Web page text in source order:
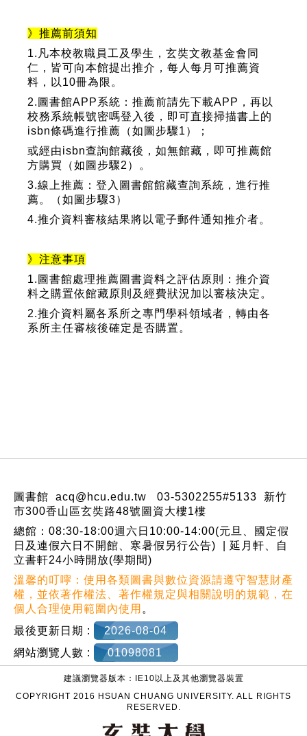
》推薦前須知
1.凡本校教職員工及學生，玄奘文教基金會同
仁，皆可向本館提出推介，每人每月可推薦資
料，以10冊為限。
2.圖書館APP系統： 推薦前請先下載APP ，再 以
校務系統帳號密嗎登入後，即可直接掃描書上的
isbn條碼進行推薦 （如圖步驟1）
；
或經由isbn查詢館藏後，如無館藏，即可推薦館
方購買
（如圖步驟2）
。
3.線上推薦：登入 圖書館館藏查詢系統，進行推
薦。（如圖步驟3）
4.推介資料審核結果將以電子郵件通知推介者。
》注意事項
1.圖書館處理推薦圖書資料之評估原則：推介資
料之購置依館藏原則及經費狀況加以審核決定。
2.推介資料屬各系所之專門學科領域者，轉由各
系所主任審核後確定是否購置。
圖書館 acq@hcu.edu.tw 03-5302255#5133 新竹
市300香山區玄奘路48號圖資大樓1樓
總館：08:30-18:00週六日10:00-14:00(元旦、國定假
日及連假六日不開館、寒暑假另行公告) | 延月軒、自
立書軒24小時開放(學期間)
溫馨的叮嚀：使用各類圖書與數位資源請遵守智慧財產
權，並依著作權法、著作權規定與相關說明的規範，在
個人合理使用範圍內使用 。
最後更新日期 :
2026-08-04
網站瀏覽人數 :
01098081
建議瀏覽器版本：IE10以上及其他瀏覽器裝置
COPYRIGHT 2016 HSUAN CHUANG UNIVERSITY. ALL RIGHTS
RESERVED.